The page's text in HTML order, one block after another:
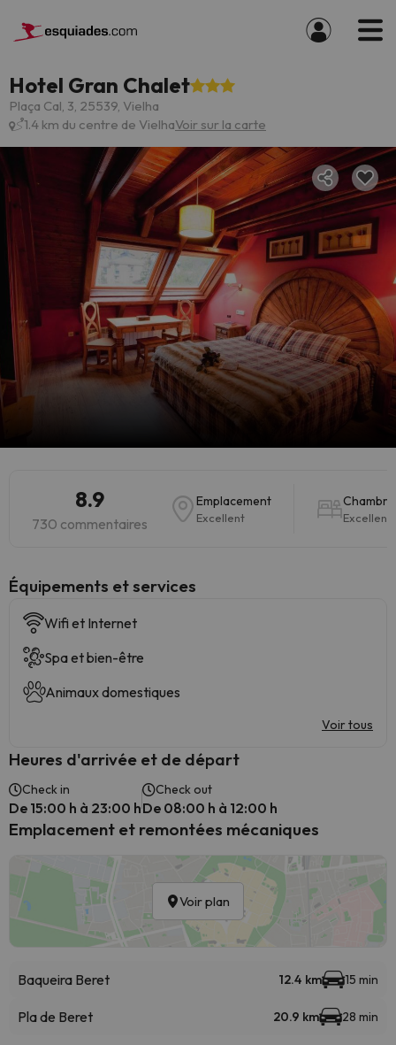
Hotel Gran Chalet
Plaça Cal, 3, 25539, Vielha
1.4 km du centre de VielhaVoir sur la carte
8.9
730 commentaires
Emplacement
Excellent Excellent
​Équipements et services
Wifi et Internet
Spa et bien-être
Animaux domestiques
Voir tous
Heures d'arrivée et de départ
Check in
De 15:00 h à 23:00 h
Check out
De 08:00 h à 12:00 h
Emplacement et remontées mécaniques
Voir plan
Baqueira Beret 12.4 km 15 min
Pla de Beret 20.9 km 28 min